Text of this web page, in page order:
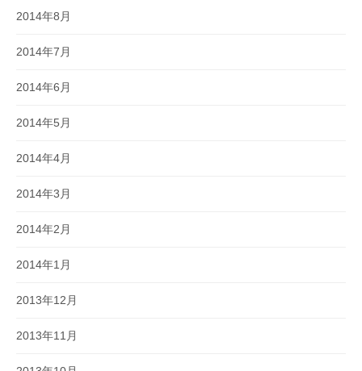
2014年8月
2014年7月
2014年6月
2014年5月
2014年4月
2014年3月
2014年2月
2014年1月
2013年12月
2013年11月